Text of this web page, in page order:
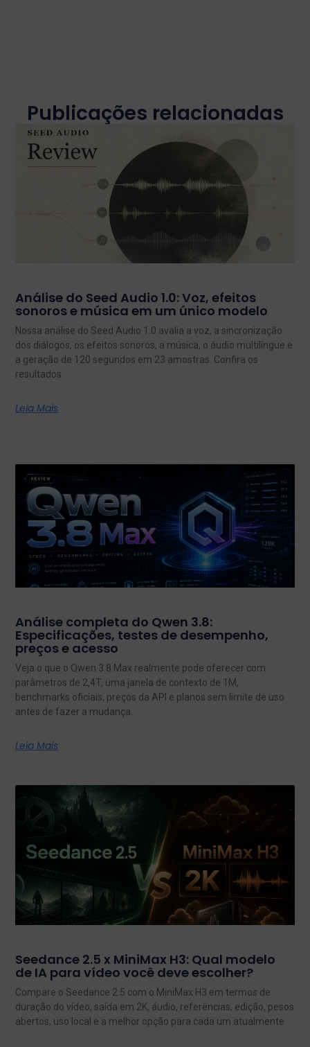
Publicações relacionadas
Análise do Seed Audio 1.0: Voz, efeitos
sonoros e música em um único modelo
Nossa análise do Seed Audio 1.0 avalia a voz, a sincronização
dos diálogos, os efeitos sonoros, a música, o áudio multilíngue e
a geração de 120 segundos em 23 amostras. Confira os
resultados.
Leia Mais
Análise completa do Qwen 3.8:
Especificações, testes de desempenho,
preços e acesso
Veja o que o Qwen 3.8 Max realmente pode oferecer com
parâmetros de 2,4T, uma janela de contexto de 1M,
benchmarks oficiais, preços da API e planos sem limite de uso
antes de fazer a mudança.
Leia Mais
Seedance 2.5 x MiniMax H3: Qual modelo
de IA para vídeo você deve escolher?
Compare o Seedance 2.5 com o MiniMax H3 em termos de
duração do vídeo, saída em 2K, áudio, referências, edição, pesos
abertos, uso local e a melhor opção para cada um atualmente.